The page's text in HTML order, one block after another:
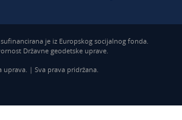
je iz Europskog socijalnog fonda.
Državne geodetske uprave.
uprava. | Sva prava pridržana.